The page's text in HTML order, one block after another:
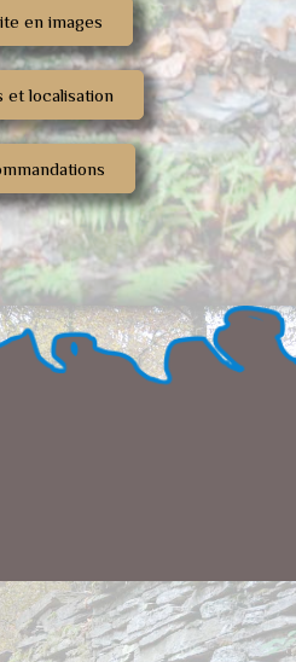
en images
et localisation